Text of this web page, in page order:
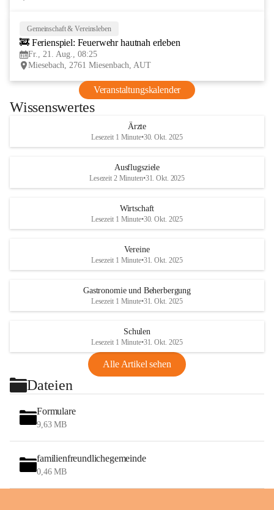
Gemeinschaft & Vereinsleben
🚒 Ferienspiel: Feuerwehr hautnah erleben
Fr., 21. Aug., 08:25
Miesebach, 2761 Miesenbach, AUT
Veranstaltungskalender
Wissenswertes
Ärzte
Lesezeit 1 Minute•30. Okt. 2025
Ausflugsziele
Lesezeit 2 Minuten•31. Okt. 2025
Wirtschaft
Lesezeit 1 Minute•30. Okt. 2025
Vereine
Lesezeit 1 Minute•31. Okt. 2025
Gastronomie und Beherbergung
Lesezeit 1 Minute•31. Okt. 2025
Schulen
Lesezeit 1 Minute•31. Okt. 2025
Alle Artikel sehen
Dateien
Formulare
9,63 MB
familienfreundlichegemeinde
0,46 MB